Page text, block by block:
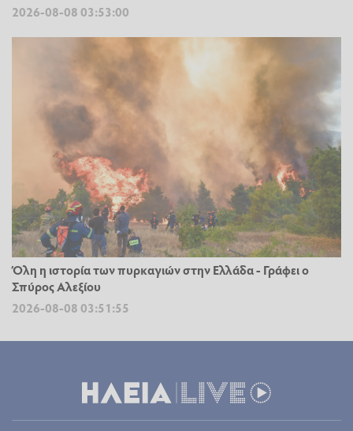
2026-08-08 03:53:00
Όλη η ιστορία των πυρκαγιών στην Ελλάδα - Γράφει ο
Σπύρος Αλεξίου
2026-08-08 03:51:55